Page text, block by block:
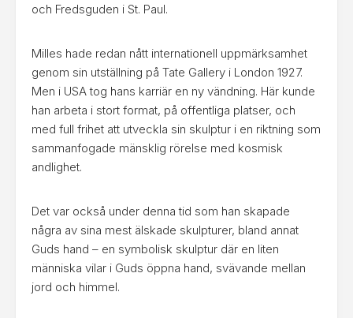
och Fredsguden i St. Paul.
Milles hade redan nått internationell uppmärksamhet
genom sin utställning på Tate Gallery i London 1927.
Men i USA tog hans karriär en ny vändning. Här kunde
han arbeta i stort format, på offentliga platser, och
med full frihet att utveckla sin skulptur i en riktning som
sammanfogade mänsklig rörelse med kosmisk
andlighet.
Det var också under denna tid som han skapade
några av sina mest älskade skulpturer, bland annat
Guds hand – en symbolisk skulptur där en liten
människa vilar i Guds öppna hand, svävande mellan
jord och himmel.